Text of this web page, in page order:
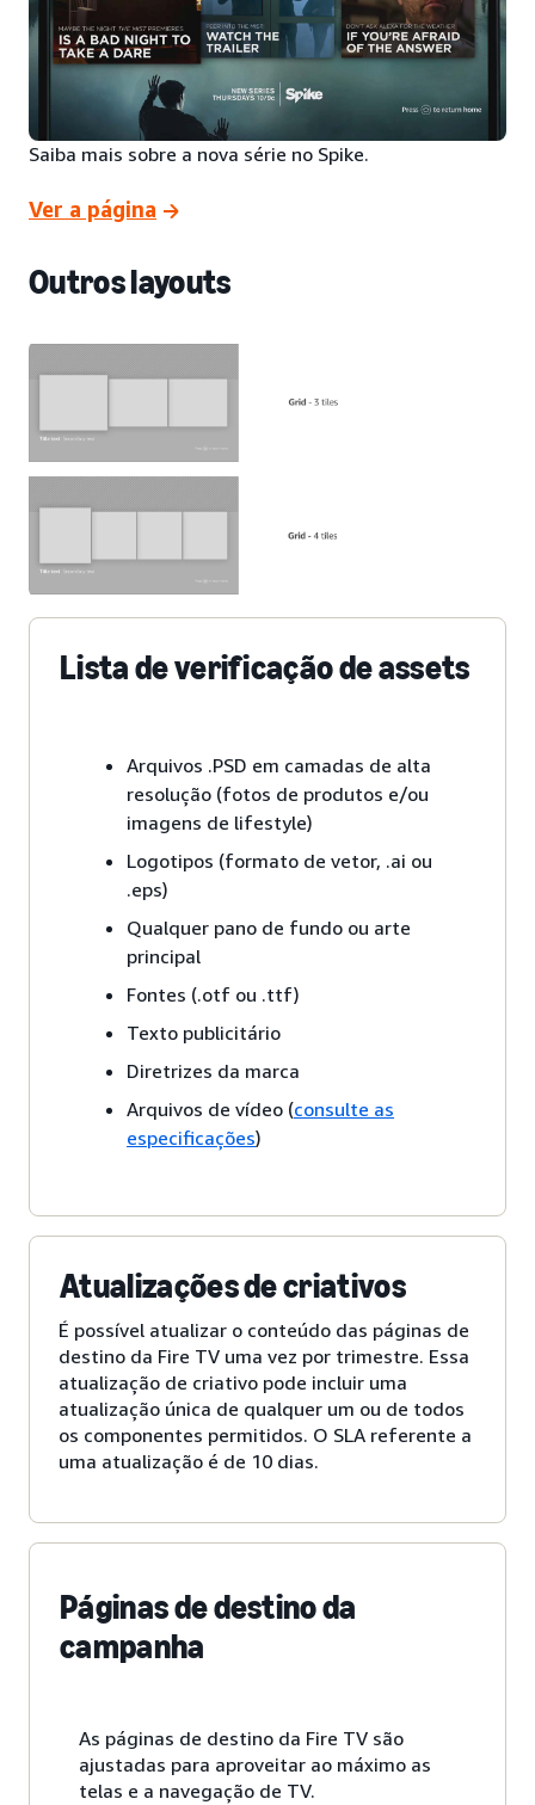
Saiba mais sobre a nova série no Spike.
Ver a página
Outros layouts
Lista de verificação de assets
Arquivos .PSD em camadas de alta
resolução (fotos de produtos e/ou
imagens de lifestyle)
Logotipos (formato de vetor, .ai ou
.eps)
Qualquer pano de fundo ou arte
principal
Fontes (.otf ou .ttf)
Texto publicitário
Diretrizes da marca
Arquivos de vídeo (consulte as
especificações)
Atualizações de criativos
É possível atualizar o conteúdo das páginas de
destino da Fire TV uma vez por trimestre. Essa
atualização de criativo pode incluir uma
atualização única de qualquer um ou de todos
os componentes permitidos. O SLA referente a
uma atualização é de 10 dias.
Páginas de destino da
campanha
As páginas de destino da Fire TV são
ajustadas para aproveitar ao máximo as
telas e a navegação de TV.